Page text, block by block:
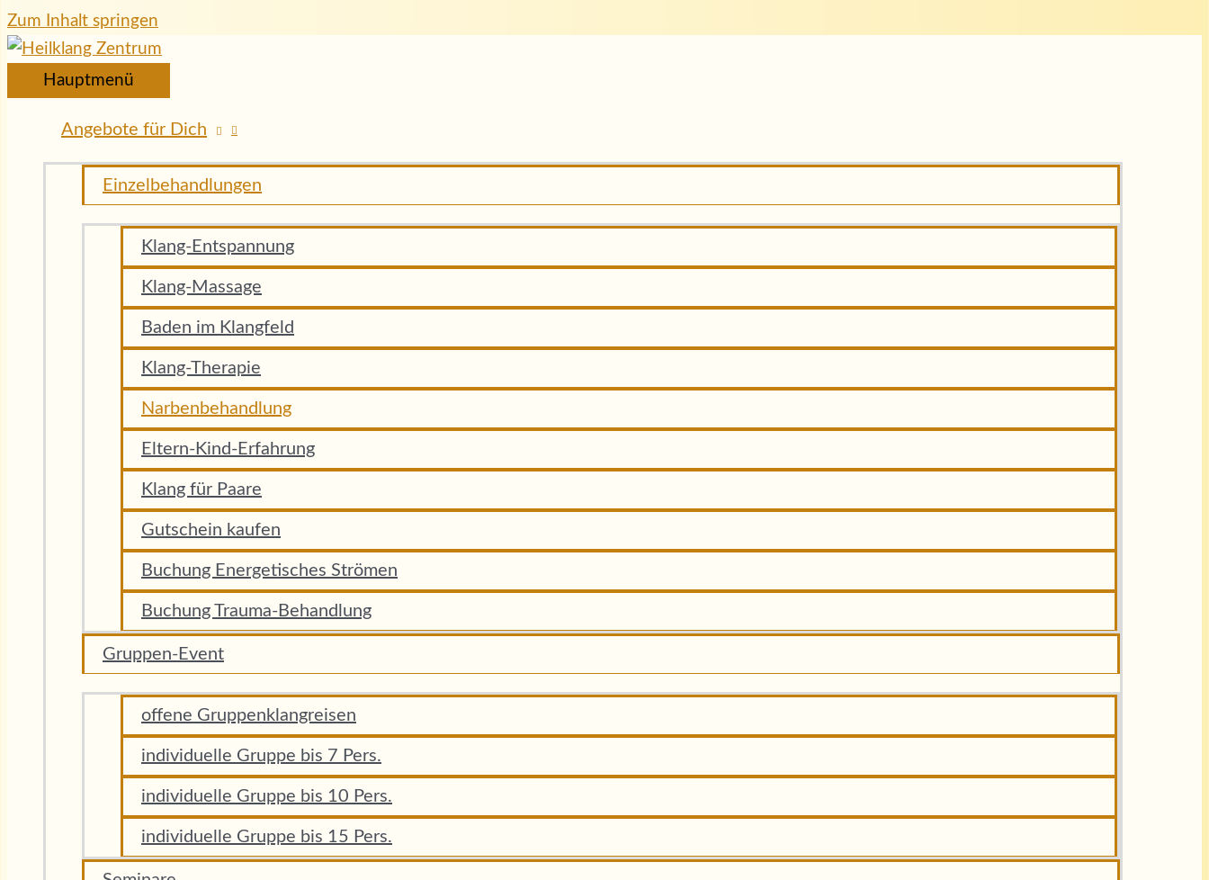
Zum Inhalt springen
Hauptmenü
Angebote für Dich
Einzelbehandlungen
Klang-Entspannung
Klang-Massage
Baden im Klangfeld
Klang-Therapie
Narbenbehandlung
Eltern-Kind-Erfahrung
Klang für Paare
Gutschein kaufen
Buchung Energetisches Strömen
Buchung Trauma-Behandlung
Gruppen-Event
offene Gruppenklangreisen
individuelle Gruppe bis 7 Pers.
individuelle Gruppe bis 10 Pers.
individuelle Gruppe bis 15 Pers.